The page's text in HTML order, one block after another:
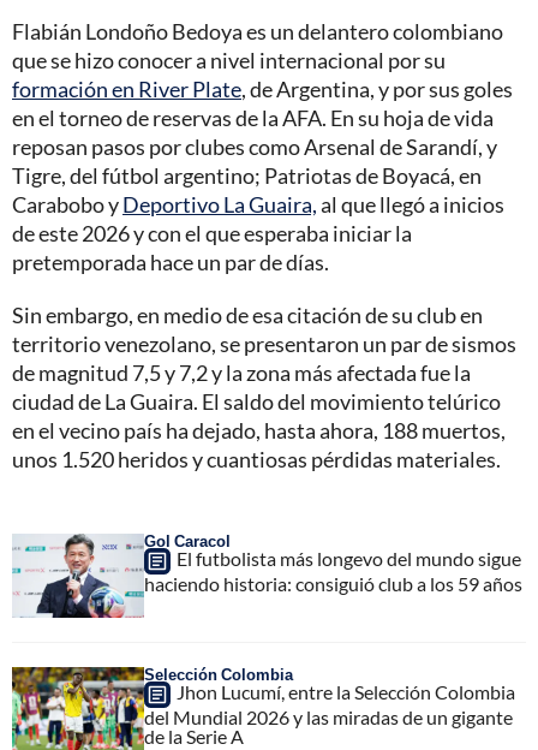
Flabián Londoño Bedoya es un delantero colombiano
que se hizo conocer a nivel internacional por su
formación en River Plate, de Argentina, y por sus goles
en el torneo de reservas de la AFA. En su hoja de vida
reposan pasos por clubes como Arsenal de Sarandí, y
Tigre, del fútbol argentino; Patriotas de Boyacá, en
Carabobo yDeportivo La Guaira,al que llegó a inicios
de este 2026 y con el que esperaba iniciar la
pretemporada hace un par de días.
Sin embargo, en medio de esa citación de su club en
territorio venezolano, se presentaron un par de sismos
de magnitud 7,5 y 7,2 y la zona más afectada fue la
ciudad de La Guaira. El saldo del movimiento telúrico
en el vecino país ha dejado, hasta ahora, 188 muertos,
unos 1.520 heridos y cuantiosas pérdidas materiales.
Gol Caracol
El futbolista más longevo del mundo sigue
haciendo historia: consiguió club a los 59 años
Selección Colombia
Jhon Lucumí, entre la Selección Colombia
del Mundial 2026 y las miradas de un gigante
de la Serie A